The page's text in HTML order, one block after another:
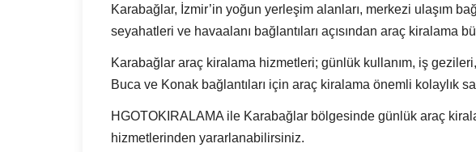
Karabağlar, İzmir’in yoğun yerleşim alanları, merkezi ulaşım
seyahatleri ve havaalanı bağlantıları açısından araç kiralama
Karabağlar araç kiralama hizmetleri; günlük kullanım, iş
Buca ve Konak bağlantıları için araç kiralama önemli kolaylık
HGOTOKIRALAMA ile Karabağlar bölgesinde günlük araç
hizmetlerinden yararlanabilirsiniz.